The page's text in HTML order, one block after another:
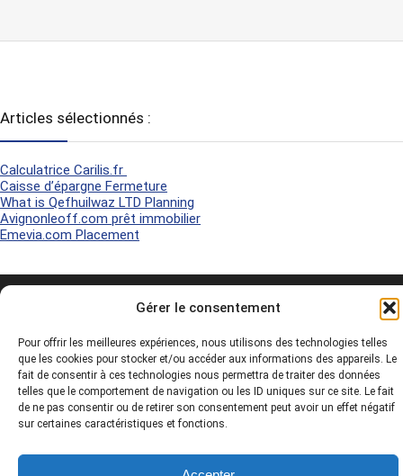
Gérer le consentement
Pour offrir les meilleures expériences, nous utilisons des technologies telles
que les cookies pour stocker et/ou accéder aux informations des appareils. Le
fait de consentir à ces technologies nous permettra de traiter des données
telles que le comportement de navigation ou les ID uniques sur ce site. Le fait
de ne pas consentir ou de retirer son consentement peut avoir un effet négatif
sur certaines caractéristiques et fonctions.
Articles sélectionnés :
Calculatrice Carilis.fr
Caisse d’épargne Fermeture
What is Qefhuilwaz LTD Planning
Avignonleoff.com prêt immobilier
Emevia.com Placement
Politique de Cookies-Plan du site